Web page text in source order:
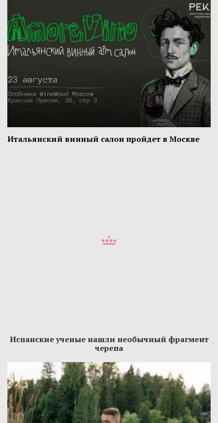
Итальянский винный салон пройдет в Москве
Испанские ученые нашли необычный фрагмент
черепа